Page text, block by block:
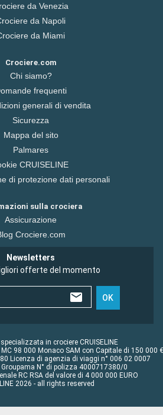
da Venezia
da Napoli
da Miami
Crociere.com
Chi siamo?
frequenti
generali di vendita
Sicurezza
Mappa del sito
Palmares
CRUISELINE
di protezione dati personali
sulla crociera
Assicurazione
Crociere.com
Newsletters
offerte del momento
OK
in crociere CRUISELINE
98 000 Monaco SAM con Capitale di 150 000 €
Licenza di agenzia di viaggi n° 006 02 0007
N° di polizza 4000717380/0
RC RSA del valore di 4 000 000 EURO
2026 - all rights reserved